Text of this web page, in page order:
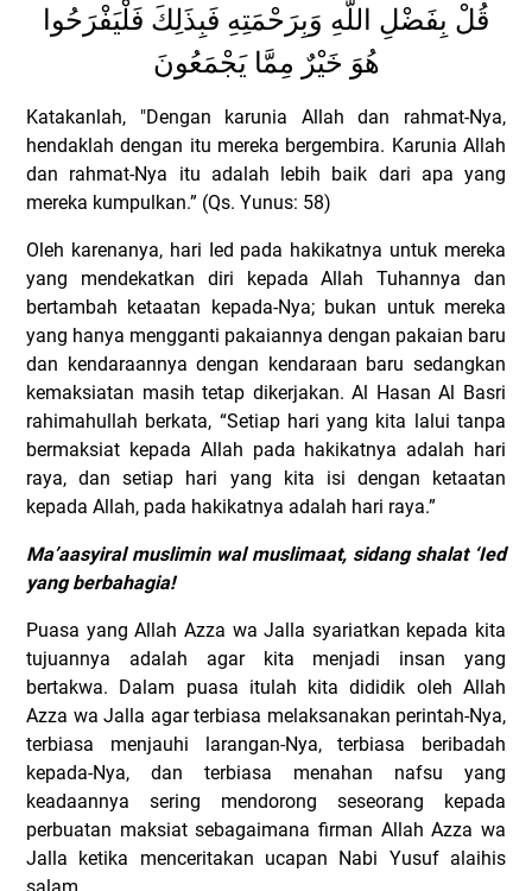
قُلْ بِفَضْلِ اللَّهِ وَبِرَحْمَتِهِ فَبِذَلِكَ فَلْيَفْرَحُوا
هُوَ خَيْرٌ مِمَّا يَجْمَعُونَ
Katakanlah, "Dengan karunia Allah dan rahmat-Nya,
hendaklah dengan itu mereka bergembira. Karunia Allah
dan rahmat-Nya itu adalah lebih baik dari apa yang
mereka kumpulkan.” (Qs. Yunus: 58)
Oleh karenanya, hari Ied pada hakikatnya untuk mereka
yang mendekatkan diri kepada Allah Tuhannya dan
bertambah ketaatan kepada-Nya; bukan untuk mereka
yang hanya mengganti pakaiannya dengan pakaian baru
dan kendaraannya dengan kendaraan baru sedangkan
kemaksiatan masih tetap dikerjakan. Al Hasan Al Basri
rahimahullah berkata, “Setiap hari yang kita lalui tanpa
bermaksiat kepada Allah pada hakikatnya adalah hari
raya, dan setiap hari yang kita isi dengan ketaatan
kepada Allah, pada hakikatnya adalah hari raya.”
Ma’aasyiral muslimin wal muslimaat, sidang shalat ‘Ied
yang berbahagia!
Puasa yang Allah Azza wa Jalla syariatkan kepada kita
tujuannya adalah agar kita menjadi insan yang
bertakwa. Dalam puasa itulah kita dididik oleh Allah
Azza wa Jalla agar terbiasa melaksanakan perintah-Nya,
terbiasa menjauhi larangan-Nya, terbiasa beribadah
kepada-Nya, dan terbiasa menahan nafsu yang
keadaannya sering mendorong seseorang kepada
perbuatan maksiat sebagaimana firman Allah Azza wa
Jalla ketika menceritakan ucapan Nabi Yusuf alaihis